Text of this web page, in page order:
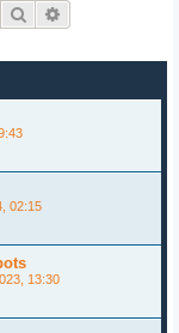
Rechercher
02:15
13:30